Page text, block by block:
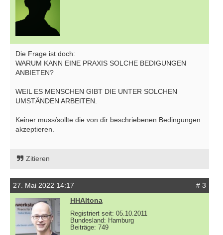
Die Frage ist doch:
WARUM KANN EINE PRAXIS SOLCHE BEDIGUNGEN
ANBIETEN?
WEIL ES MENSCHEN GIBT DIE UNTER SOLCHEN
UMSTÄNDEN ARBEITEN.
Keiner muss/sollte die von dir beschriebenen Bedingungen
akzeptieren.
Zitieren
27. Mai 2022 14:17
# 3
HHAltona
Registriert seit: 05.10.2011
Bundesland: Hamburg
Beiträge: 749